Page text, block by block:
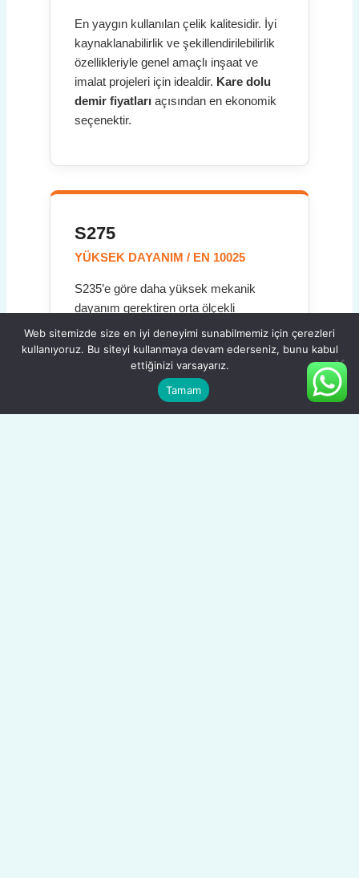
En yaygın kullanılan çelik kalitesidir. İyi
kaynaklanabilirlik ve şekillendirilebilirlik
özellikleriyle genel amaçlı inşaat ve
imalat projeleri için idealdir. Kare dolu
demir fiyatları açısından en ekonomik
seçenektir.
S275
YÜKSEK DAYANIM / EN 10025
S235’e göre daha yüksek mekanik
dayanım gerektiren orta ölçekli
projelerde tercih edilir. Daha fazla yük
taşıma kapasitesi sunarak yapıların
sağlamlığını artırır.
Web sitemizde size en iyi deneyimi sunabilmemiz için çerezleri
kullanıyoruz. Bu siteyi kullanmaya devam ederseniz, bunu kabul
ettiğinizi varsayarız.
Tamam